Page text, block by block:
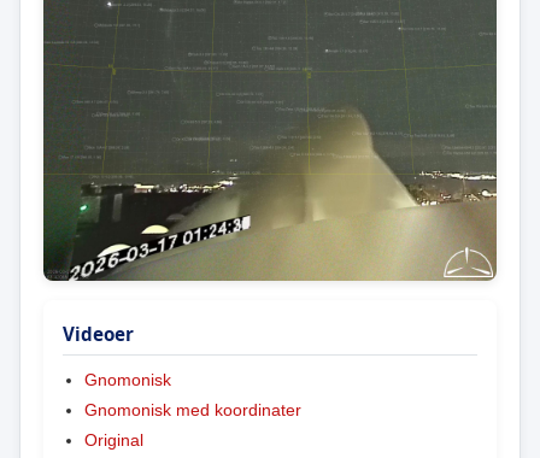
Videoer
Gnomonisk
Gnomonisk med koordinater
Original